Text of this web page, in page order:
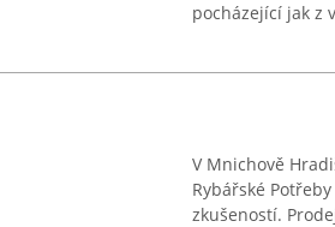
pocházející jak z
V Mnichově
Rybářské
zkušeností.